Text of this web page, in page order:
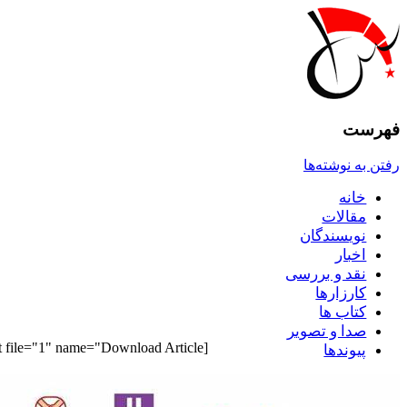
فهرست
رفتن به نوشته‌ها
خانه
مقالات
نويسندگان
اخبار
نقد و بررسى
کارزارها
کتاب ها
صدا و تصوير
پيوندها
[pdf_attachment file="1" name="Download Article"]